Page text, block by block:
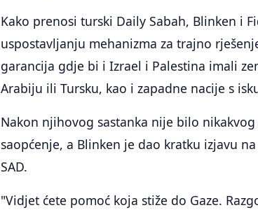
Kako prenosi turski Daily Sabah, Blinken i
uspostavljanju mehanizma za trajno
garancija gdje bi i Izrael i Palestina imali
Arabiju ili Tursku, kao i zapadne nacije s
Nakon njihovog sastanka nije bilo
saopćenje, a Blinken je dao kratku izjavu
SAD.
"Vidjet ćete pomoć koja stiže do Gaze.